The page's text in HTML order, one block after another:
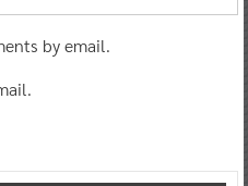
by email.